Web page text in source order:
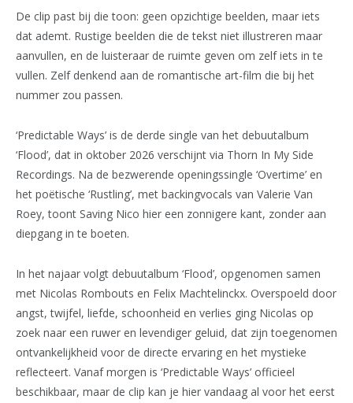
De clip past bij die toon: geen opzichtige beelden, maar iets
dat ademt. Rustige beelden die de tekst niet illustreren maar
aanvullen, en de luisteraar de ruimte geven om zelf iets in te
vullen. Zelf denkend aan de romantische art-film die bij het
nummer zou passen.
‘Predictable Ways’ is de derde single van het debuutalbum
‘Flood’, dat in oktober 2026 verschijnt via Thorn In My Side
Recordings. Na de bezwerende openingssingle ‘Overtime’ en
het poëtische ‘Rustling’, met backingvocals van Valerie Van
Roey, toont Saving Nico hier een zonnigere kant, zonder aan
diepgang in te boeten.
In het najaar volgt debuutalbum ‘Flood’, opgenomen samen
met Nicolas Rombouts en Felix Machtelinckx. Overspoeld door
angst, twijfel, liefde, schoonheid en verlies ging Nicolas op
zoek naar een ruwer en levendiger geluid, dat zijn toegenomen
ontvankelijkheid voor de directe ervaring en het mystieke
reflecteert. Vanaf morgen is ‘Predictable Ways’ officieel
beschikbaar, maar de clip kan je hier vandaag al voor het eerst